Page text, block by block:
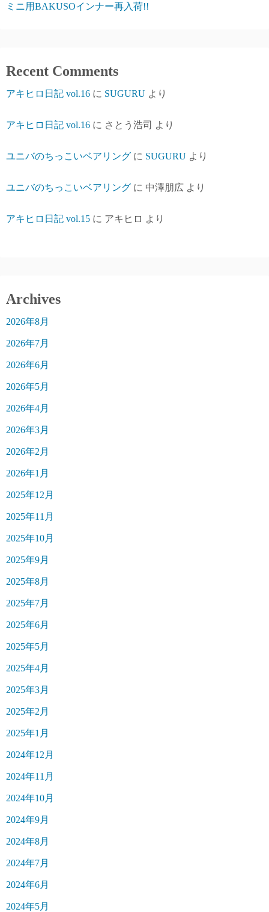
ミニ用BAKUSOインナー再入荷!!
Recent Comments
アキヒロ日記 vol.16 に SUGURU より
アキヒロ日記 vol.16 に さとう浩司 より
ユニバのちっこいベアリング に SUGURU より
ユニバのちっこいベアリング に 中澤朋広 より
アキヒロ日記 vol.15 に アキヒロ より
Archives
2026年8月
2026年7月
2026年6月
2026年5月
2026年4月
2026年3月
2026年2月
2026年1月
2025年12月
2025年11月
2025年10月
2025年9月
2025年8月
2025年7月
2025年6月
2025年5月
2025年4月
2025年3月
2025年2月
2025年1月
2024年12月
2024年11月
2024年10月
2024年9月
2024年8月
2024年7月
2024年6月
2024年5月